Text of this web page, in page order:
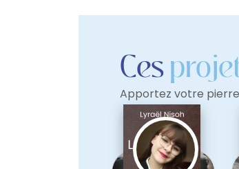
Ces
Apportez votre